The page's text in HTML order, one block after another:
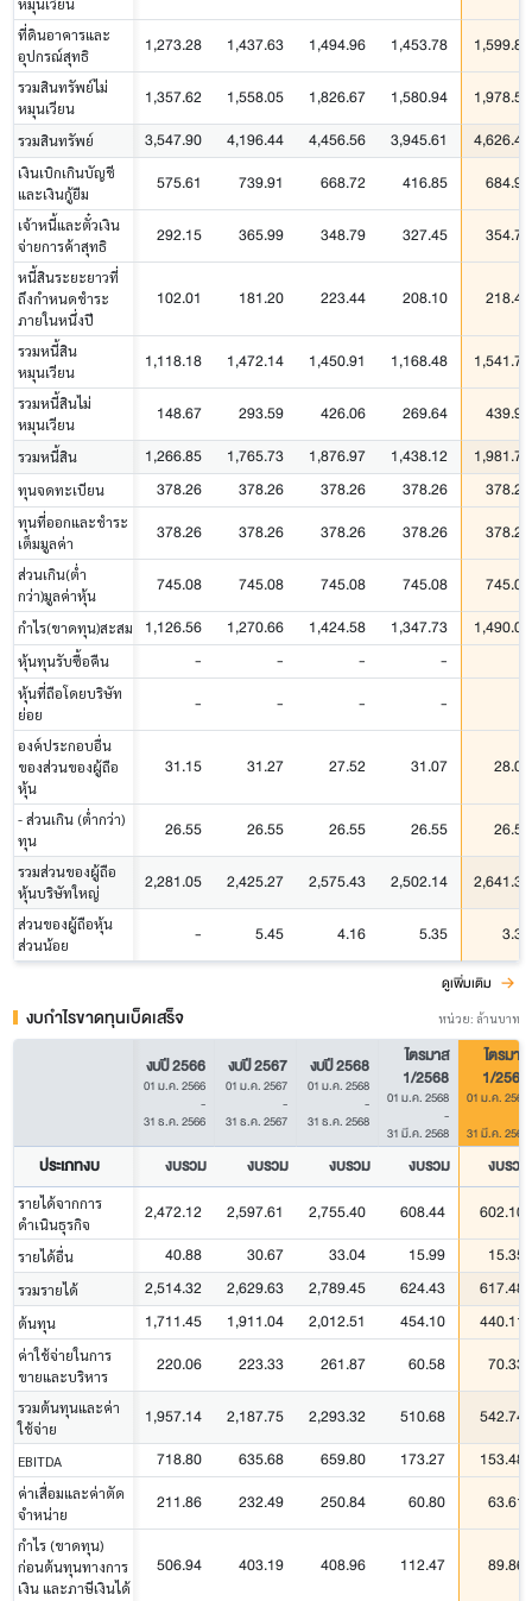
ที่ดินอาคารและ
อุปกรณ์สุทธิ
1,273.28 1,437.63 1,494.96 1,453.78 1,599.86
รวมสินทรัพย์ไม่
หมุนเวียน
1,357.62 1,558.05 1,826.67 1,580.94 1,978.53
รวมสินทรัพย์ 3,547.90 4,196.44 4,456.56 3,945.61 4,626.43
เงินเบิกเกินบัญชี
และเงินกู้ยืม
575.61 739.91 668.72 416.85 684.93
เจ้าหนี้และตั๋วเงิน
จ่ายการค้าสุทธิ
292.15 365.99 348.79 327.45 354.75
หนี้สินระยะยาวที่
ถึงกำหนดชำระ
ภายในหนึ่งปี
102.01 181.20 223.44 208.10 218.43
รวมหนี้สิน
หมุนเวียน
1,118.18 1,472.14 1,450.91 1,168.48 1,541.79
รวมหนี้สินไม่
หมุนเวียน
148.67 293.59 426.06 269.64 439.96
รวมหนี้สิน 1,266.85 1,765.73 1,876.97 1,438.12 1,981.74
ทุนจดทะเบียน 378.26 378.26 378.26 378.26 378.26
ทุนที่ออกและชำระ
เต็มมูลค่า
378.26 378.26 378.26 378.26 378.26
ส่วนเกิน(ต่ำ
กว่า)มูลค่าหุ้น
745.08 745.08 745.08 745.08 745.08
กำไร(ขาดทุน)สะสม 1,126.56 1,270.66 1,424.58 1,347.73 1,490.03
หุ้นทุนรับซื้อคืน - - - -
หุ้นที่ถือโดยบริษัท
ย่อย
- - - -
องค์ประกอบอื่น
ของส่วนของผู้ถือ
หุ้น
31.15 31.27 27.52 31.07 28.01
- ส่วนเกิน (ต่ำกว่า)
ทุน
26.55 26.55 26.55 26.55 26.55
รวมส่วนของผู้ถือ
หุ้นบริษัทใหญ่
2,281.05 2,425.27 2,575.43 2,502.14 2,641.37
ส่วนของผู้ถือหุ้น
ส่วนน้อย
- 5.45 4.16 5.35 3.31
ดูเพิ่มเติม
งบกำไรขาดทุนเบ็ดเสร็จ หน่วย: ล้านบาท
งบปี 2566
01 ม.ค. 2566
-
31 ธ.ค. 2566
งบปี 2567
01 ม.ค. 2567
-
31 ธ.ค. 2567
งบปี 2568
01 ม.ค. 2568
-
31 ธ.ค. 2568
ไตรมาส
1/2568
01 ม.ค. 2568
-
31 มี.ค. 2568
ไตรมาส
1/2569
01 ม.ค. 2569
31 มี.ค. 2569
ประเภทงบ งบรวม งบรวม งบรวม งบรวม งบรวม
รายได้จากการ
ดำเนินธุรกิจ
2,472.12 2,597.61 2,755.40 608.44 602.10
รายได้อื่น 40.88 30.67 33.04 15.99 15.35
รวมรายได้ 2,514.32 2,629.63 2,789.45 624.43 617.48
ต้นทุน 1,711.45 1,911.04 2,012.51 454.10 440.11
ค่าใช้จ่ายในการ
ขายและบริหาร
220.06 223.33 261.87 60.58 70.33
รวมต้นทุนและค่า
ใช้จ่าย
1,957.14 2,187.75 2,293.32 510.68 542.74
EBITDA 718.80 635.68 659.80 173.27 153.48
ค่าเสื่อมและค่าตัด
จำหน่าย
211.86 232.49 250.84 60.80 63.61
กำไร (ขาดทุน)
ก่อนต้นทุนทางการ
เงิน และภาษีเงินได้
506.94 403.19 408.96 112.47 89.86